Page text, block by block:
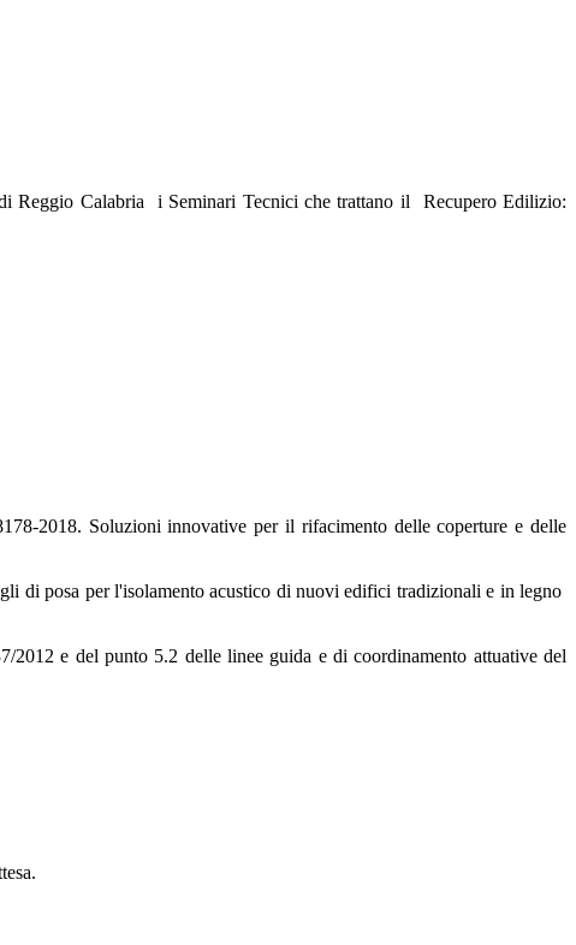
Reggio Calabria i Seminari Tecnici che trattano il Recupero Edilizio:
2018. Soluzioni innovative per il rifacimento delle coperture e delle
di posa per l'isolamento acustico di nuovi edifici tradizionali e in legno
e del punto 5.2 delle linee guida e di coordinamento attuative del